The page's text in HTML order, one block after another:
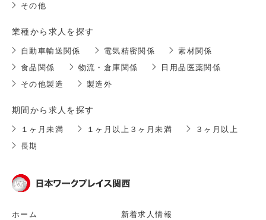
ホーム 新着求人情報
その他
業種から求人を探す
自動車輸送関係 電気精密関係
素材関係
食品関係
物流・倉庫関係
日用品医薬関係
その他製造
製造外
期間から求人を探す
１ヶ月未満 １ヶ月以上３ヶ月未満
３ヶ月以上
長期